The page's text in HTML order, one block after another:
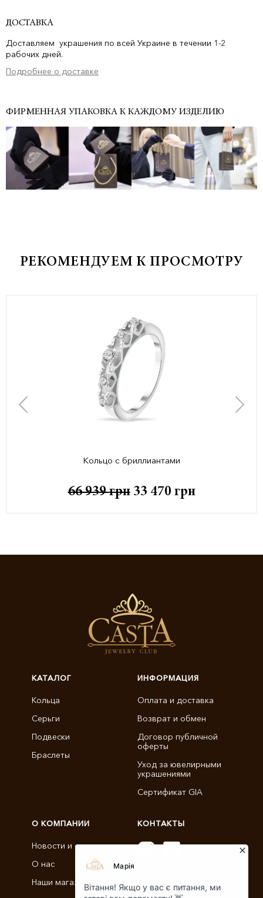
ДОСТАВКА
Доставляем украшения по всей Украине в течении 1-2
рабочих дней.
Подробнее о доставке
ФИРМЕННАЯ УПАКОВКА К КАЖДОМУ ИЗДЕЛИЮ
РЕКОМЕНДУЕМ К ПРОСМОТРУ
Кольцо с бриллиантами
66 939грн 33 470 грн
КАТАЛОГ
Кольца
Серьги
Подвески
Браслеты
ИНФОРМАЦИЯ
Оплата и доставка
Возврат и обмен
Договор публичной
оферты
Уход за ювелирными
украшениями
Сертификат GIA
О КОМПАНИИ
Новости и статьи
О нас
Наши магазины
КОНТАКТЫ